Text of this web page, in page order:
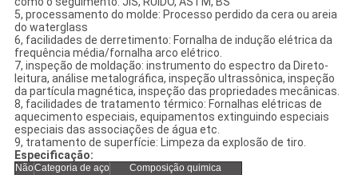
5, processamento do molde: Processo perdido da cera ou areia
do waterglass
6, facilidades de derretimento: Fornalha de indução elétrica da
frequência média/fornalha arco elétrico.
7, inspeção de moldação: instrumento do espectro da Direto-
leitura, análise metalográfica, inspeção ultrassônica, inspeção
da partícula magnética, inspeção das propriedades mecânicas.
8, facilidades de tratamento térmico: Fornalhas elétricas de
aquecimento especiais, equipamentos extinguindo especiais
especiais das associações de água etc.
9, tratamento de superfície: Limpeza da explosão de tiro.
Especificação:
NãoCategoria de aço
Composição quimica